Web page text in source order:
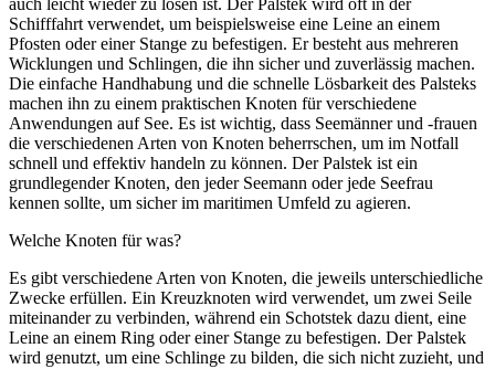
auch leicht wieder zu lösen ist. Der Palstek wird oft in der
Schifffahrt verwendet, um beispielsweise eine Leine an einem
Pfosten oder einer Stange zu befestigen. Er besteht aus mehreren
Wicklungen und Schlingen, die ihn sicher und zuverlässig machen.
Die einfache Handhabung und die schnelle Lösbarkeit des Palsteks
machen ihn zu einem praktischen Knoten für verschiedene
Anwendungen auf See. Es ist wichtig, dass Seemänner und -frauen
die verschiedenen Arten von Knoten beherrschen, um im Notfall
schnell und effektiv handeln zu können. Der Palstek ist ein
grundlegender Knoten, den jeder Seemann oder jede Seefrau
kennen sollte, um sicher im maritimen Umfeld zu agieren.
Welche Knoten für was?
Es gibt verschiedene Arten von Knoten, die jeweils unterschiedliche
Zwecke erfüllen. Ein Kreuzknoten wird verwendet, um zwei Seile
miteinander zu verbinden, während ein Schotstek dazu dient, eine
Leine an einem Ring oder einer Stange zu befestigen. Der Palstek
wird genutzt, um eine Schlinge zu bilden, die sich nicht zuzieht, und